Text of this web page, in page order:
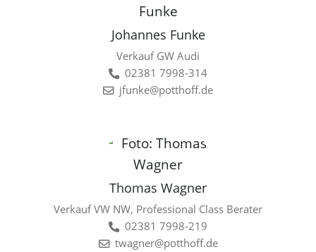
Johannes Funke
Verkauf GW Audi
02381 7998-314
jfunke@potthoff.de
Thomas Wagner
Verkauf VW NW, Professional Class Berater
02381 7998-219
twagner@potthoff.de